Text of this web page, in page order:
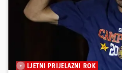
LJETNI PRIJELAZNI ROK